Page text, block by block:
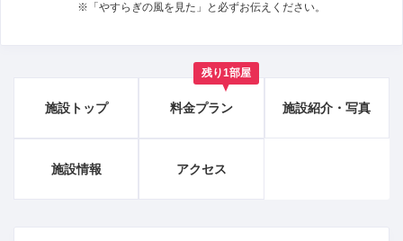
※「やすらぎの風を見た」と必ずお伝えください。
施設トップ 料金プラン
残り1部屋
施設紹介・写真
施設情報 アクセス